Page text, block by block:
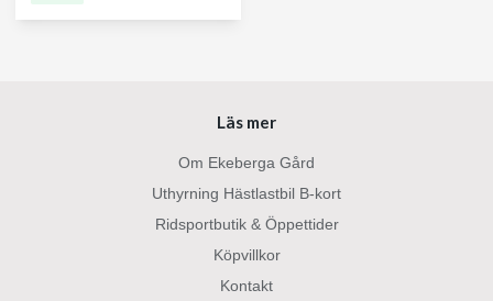
Läs mer
Om Ekeberga Gård
Uthyrning Hästlastbil B-kort
Ridsportbutik & Öppettider
Köpvillkor
Kontakt